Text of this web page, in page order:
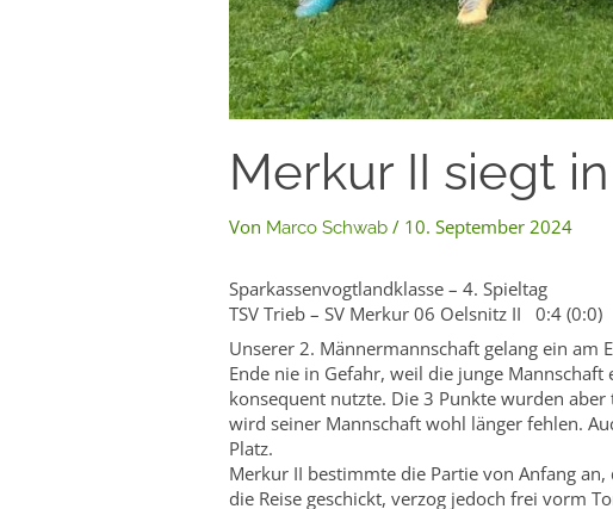
Merkur II siegt
Von Marco Schwab / 10. September 2024
Sparkassenvogtlandklasse – 4. Spieltag
TSV Trieb – SV Merkur 06 Oelsnitz II 0:4 (0:0)
Unserer 2. Männermannschaft gelang ein am
Ende nie in Gefahr, weil die junge
konsequent nutzte. Die 3 Punkte wurden
wird seiner Mannschaft wohl länger fehlen.
Platz.
Merkur II bestimmte die Partie von Anfang
die Reise geschickt, verzog jedoch frei vorm